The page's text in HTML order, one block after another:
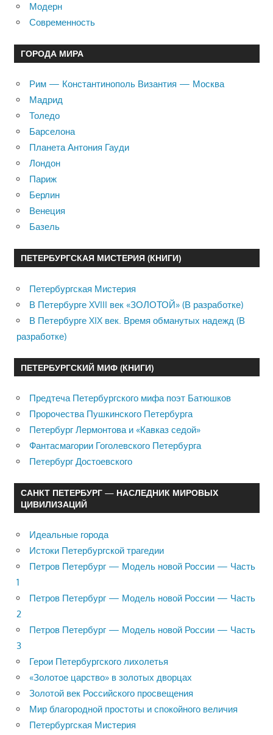
Модерн
Современность
ГОРОДА МИРА
Рим — Константинополь Византия — Москва
Мадрид
Толедо
Барселона
Планета Антония Гауди
Лондон
Париж
Берлин
Венеция
Базель
ПЕТЕРБУРГСКАЯ МИСТЕРИЯ (КНИГИ)
Петербургская Мистерия
В Петербурге XVIII век «ЗОЛОТОЙ» (В разработке)
В Петербурге XIX век. Время обманутых надежд (В
разработке)
ПЕТЕРБУРГСКИЙ МИФ (КНИГИ)
Предтеча Петербургского мифа поэт Батюшков
Пророчества Пушкинского Петербурга
Петербург Лермонтова и «Кавказ седой»
Фантасмагории Гоголевского Петербурга
Петербург Достоевского
САНКТ ПЕТЕРБУРГ — НАСЛЕДНИК МИРОВЫХ
ЦИВИЛИЗАЦИЙ
Идеальные города
Истоки Петербургской трагедии
Петров Петербург — Модель новой России — Часть
1
Петров Петербург — Модель новой России — Часть
2
Петров Петербург — Модель новой России — Часть
3
Герои Петербургского лихолетья
«Золотое царство» в золотых дворцах
Золотой век Российского просвещения
Мир благородной простоты и спокойного величия
Петербургская Мистерия